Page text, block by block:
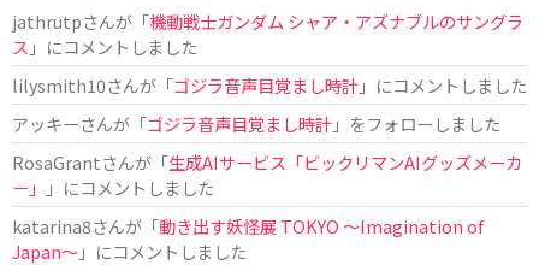
jathrutpさんが「機動戦士ガンダム シャア・アズナブルのサングラ
ス 」にコメントしました
lilysmith10さんが「ゴジラ音声目覚まし時計」にコメントしました
アッキーさんが「ゴジラ音声目覚まし時計」をフォローしました
RosaGrantさんが「生成AIサービス「ビックリマンAIグッズメーカ
ー」
」にコメントしました
katarina8さんが「動き出す妖怪展 TOKYO 〜Imagination of
Japan〜」にコメントしました